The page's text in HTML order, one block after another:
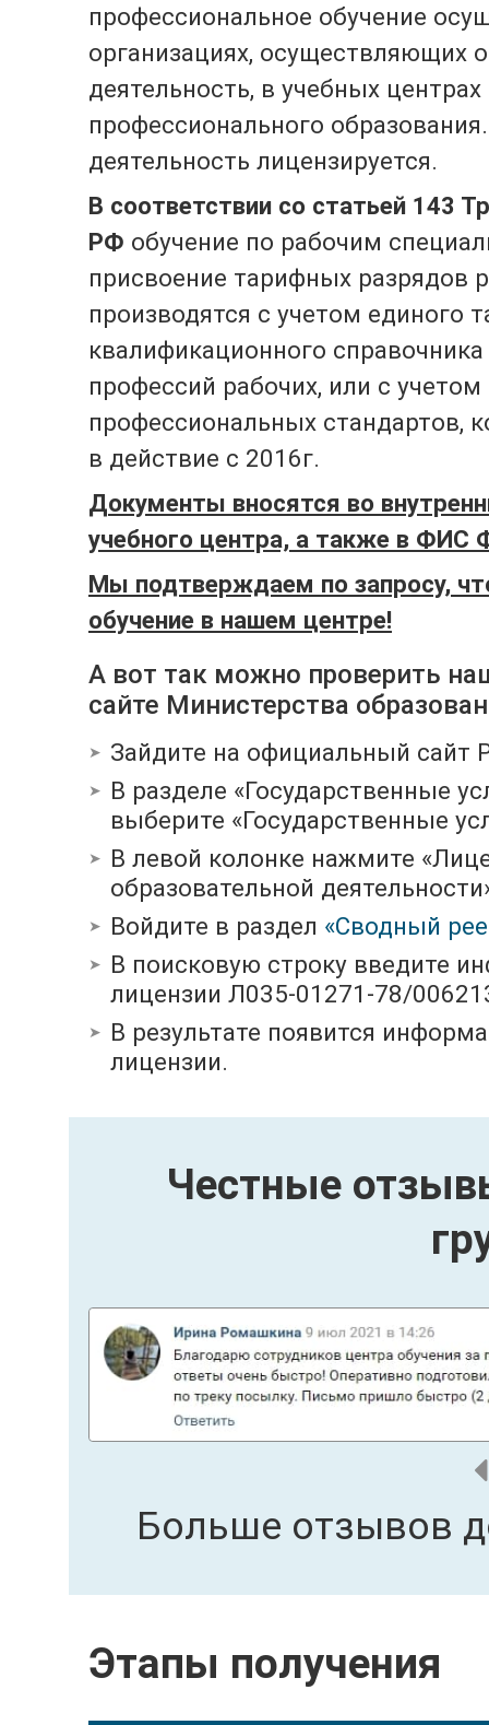
профессиональное обучение
организациях, осуществляющих
деятельность, в учебных центрах
профессионального
деятельность лицензируется.
В соответствии со статьей 143
РФ обучение по рабочим
присвоение тарифных разрядов
производятся с учетом единого
квалификационного
профессий рабочих, или с учетом
профессиональных стандартов,
в действие с 2016г.
Документы вносятся во
учебного центра, а также в ФИС
Мы подтверждаем по запросу,
обучение в нашем центре!
А вот так можно проверить
сайте Министерства
Зайдите на официальный сайт
В разделе «Государственные
выберите «Государственные
В левой колонке нажмите
образовательной
Войдите в раздел «Сводный
В поисковую строку введите
лицензии Л035-01271-78/
В результате появится
лицензии.
Честные
Больше отзывов
Этапы получения